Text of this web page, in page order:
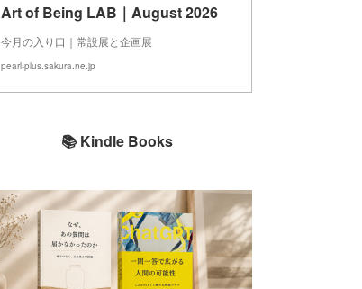
Art of Being LAB｜August 2026
今月の入り口｜常設展と企画展
pearl-plus.sakura.ne.jp
📚 Kindle Books